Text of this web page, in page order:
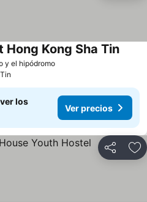
y el hipódromoVer precios
Kong Sha TinVer
los
Ver precios
Compartir